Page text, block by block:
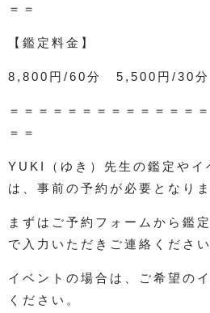
＝＝
【鑑定料金】
8,800円/60分 5,500円/30分
＝＝＝＝＝＝＝＝＝＝＝＝＝
＝＝
YUKI（ゆき）先生の鑑定やイ
は、事前の予約が必要となり
まずはご予約フォームから鑑
で入力いただきご連絡ください
イベントの場合は、ご希望の
ください。